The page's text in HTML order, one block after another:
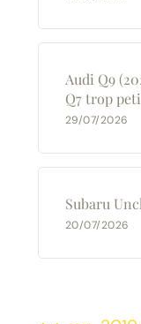
Audi Q9
Q7 trop
29/07/2026
Subaru
20/07/2026